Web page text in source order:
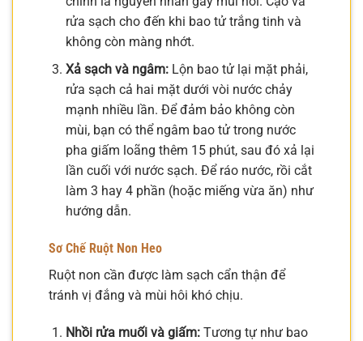
rửa sạch cho đến khi bao tử trắng tinh và
không còn màng nhớt.
Xả sạch và ngâm:Lộn bao tử lại mặt phải,
rửa sạch cả hai mặt dưới vòi nước chảy
mạnh nhiều lần. Để đảm bảo không còn
mùi, bạn có thể ngâm bao tử trong nước
pha giấm loãng thêm 15 phút, sau đó xả lại
lần cuối với nước sạch. Để ráo nước, rồi cắt
làm 3 hay 4 phần (hoặc miếng vừa ăn) như
hướng dẫn.
Sơ Chế Ruột Non Heo
Ruột non cần được làm sạch cẩn thận để
tránh vị đắng và mùi hôi khó chịu.
Nhồi rửa muối và giấm:Tương tự như bao